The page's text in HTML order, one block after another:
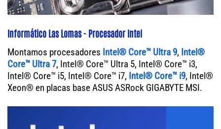
Informático Las Lomas - Procesador Intel
Montamos procesadores Intel® Core™ Ultra 9, Intel®
Core™ Ultra 7, Intel® Core™ Ultra 5, Intel® Core™ i3,
Intel® Core™ i5, Intel® Core™ i7, Intel® Core™ i9, Intel®
Xeon® en placas base ASUS ASRock GIGABYTE MSI.